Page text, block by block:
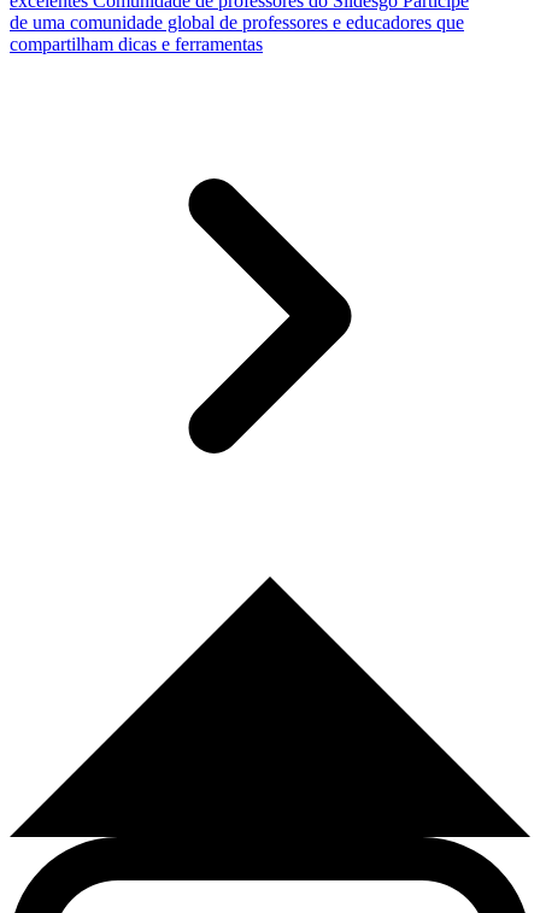
de uma comunidade global de professores e educadores que
compartilham dicas e ferramentas